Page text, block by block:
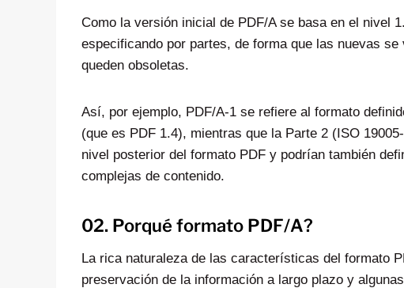
Como la versión inicial de PDF/A se basa en el nivel
especificando por partes, de forma que las nuevas
queden obsoletas.
Así, por ejemplo, PDF/A-1 se refiere al formato
(que es PDF 1.4), mientras que la Parte 2 (ISO
nivel posterior del formato PDF y podrían también
complejas de contenido.
02. Porqué formato PDF/A?
La rica naturaleza de las características del formato
preservación de la información a largo plazo y